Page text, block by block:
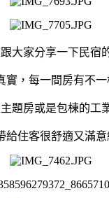
大家分享一下民宿
實，每一間房有不
題房或是包棟的工
給住客很舒適又滿